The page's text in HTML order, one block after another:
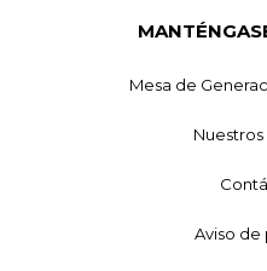
Mesa de
Aviso de